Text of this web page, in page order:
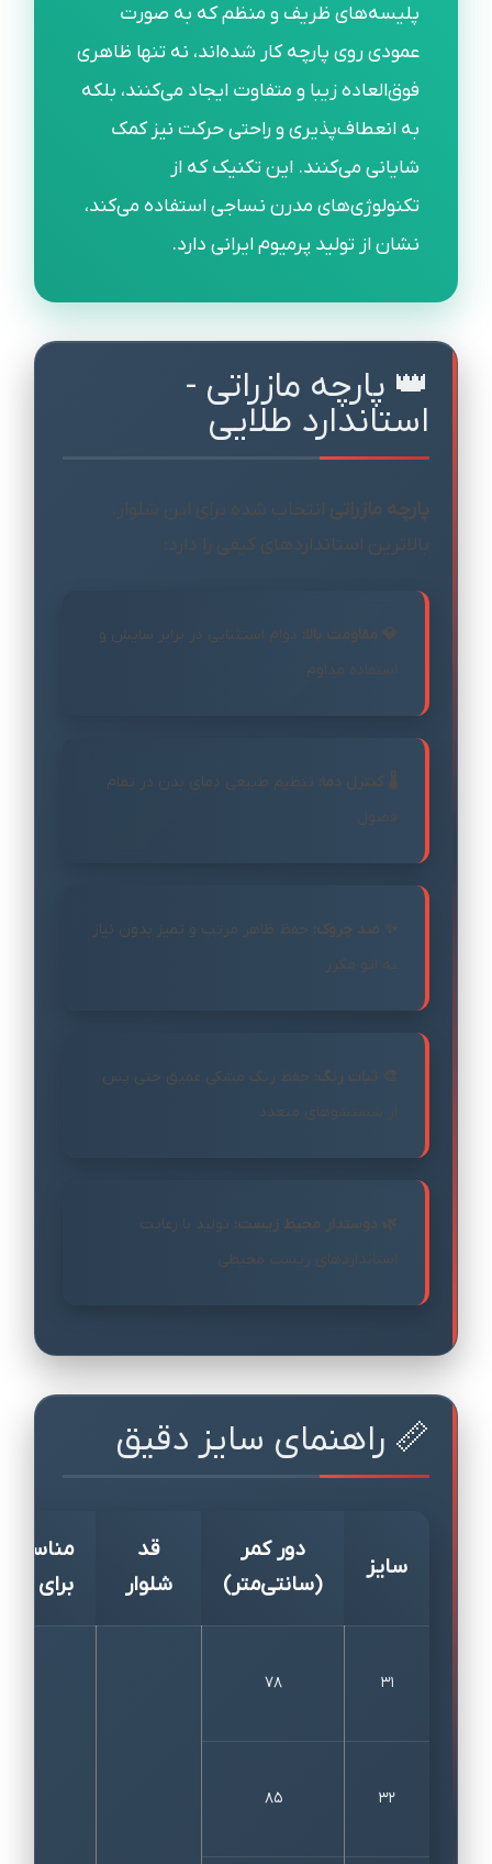
پلیسه‌های ظریف و منظم که به صورت
عمودی روی پارچه کار شده‌اند، نه تنها ظاهری
فوق‌العاده زیبا و متفاوت ایجاد می‌کنند، بلکه
به انعطاف‌پذیری و راحتی حرکت نیز کمک
شایانی می‌کنند. این تکنیک که از
تکنولوژی‌های مدرن نساجی استفاده می‌کند،
نشان از تولید پرمیوم ایرانی دارد.
👑 پارچه مازراتی -
استاندارد طلایی
پارچه مازراتی انتخاب شده برای این شلوار،
بالاترین استانداردهای کیفی را دارد:
💎 مقاومت بالا: دوام استثنایی در برابر سایش و
استفاده مداوم
🌡️ کنترل دما: تنظیم طبیعی دمای بدن در تمام
فصول
✨ ضد چروک: حفظ ظاهر مرتب و تمیز بدون نیاز
به اتو مکرر
🎨 ثبات رنگ: حفظ رنگ مشکی عمیق حتی پس
از شستشوهای متعدد
🌿 دوستدار محیط زیست: تولید با رعایت
استانداردهای زیست محیطی
📏 راهنمای سایز دقیق
سایز
دور کمر
(سانتی‌متر)
قد
شلوار
مناسب
برای قد
31
78
32
85